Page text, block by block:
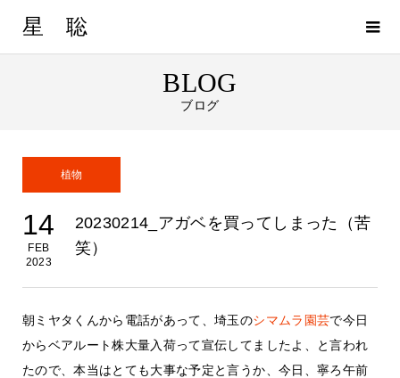
星 聡
BLOG
ブログ
植物
14
FEB
2023
20230214_アガベを買ってしまった（苦
笑）
朝ミヤタくんから電話があって、埼玉のシマムラ園芸で今日
からベアルート株大量入荷って宣伝してましたよ、と言われ
たので、本当はとても大事な予定と言うか、今日、寧ろ午前